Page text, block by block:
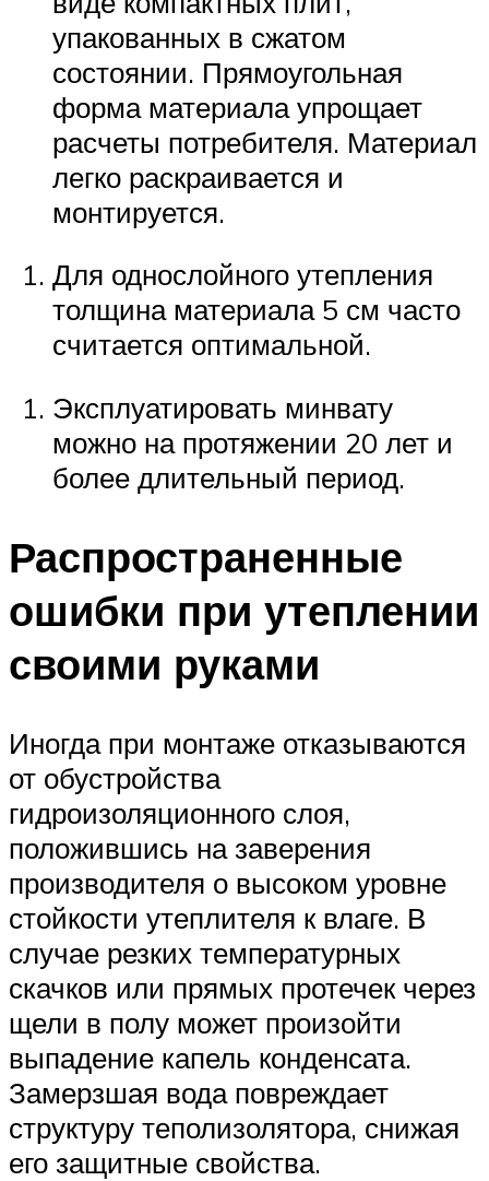
упакованных в сжатом
состоянии. Прямоугольная
форма материала упрощает
расчеты потребителя. Материал
легко раскраивается и
монтируется.
Для однослойного утепления
толщина материала 5 см часто
считается оптимальной.
Эксплуатировать минвату
можно на протяжении 20 лет и
более длительный период.
Распространенные
ошибки при утеплении
своими руками
Иногда при монтаже отказываются
от обустройства
гидроизоляционного слоя,
положившись на заверения
производителя о высоком уровне
стойкости утеплителя к влаге. В
случае резких температурных
скачков или прямых протечек через
щели в полу может произойти
выпадение капель конденсата.
Замерзшая вода повреждает
структуру теполизолятора, снижая
его защитные свойства.